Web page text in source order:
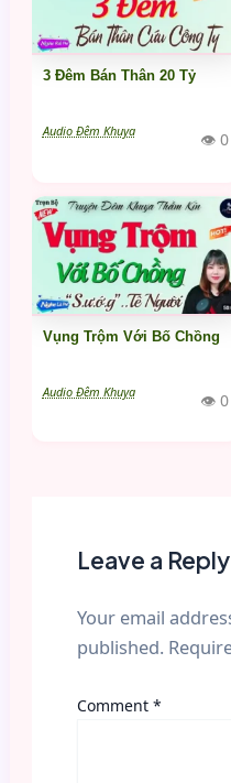
3 Đêm Bán Thân 20 Tỷ
Audio Đêm Khuya 👁 0
Vụng Trộm Với Bố Chồng
Audio Đêm Khuya 👁 0
Leave a Reply
Your email
published.
Comment *